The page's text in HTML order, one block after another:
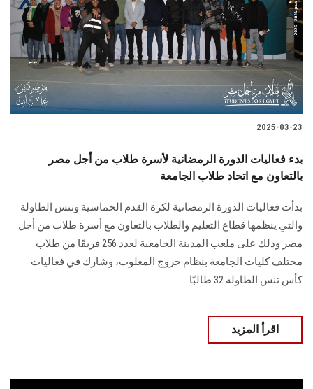
2025-03-23
بدء فعاليات الدورة الرمضانية لأسرة طلاب من أجل مصر
بالتعاون مع اتحاد طلاب الجامعة
بدأت فعاليات الدورة الرمضانية لكرة القدم الخماسية وتنس الطاولة
والتي ينظمها قطاع التعليم والطلاب بالتعاون مع أسرة طلاب من أجل
مصر وذلك على ملعب المدينة الجامعية لعدد 256 فريقًا من طلاب
مختلف كليات الجامعة بنظام خروج المغلوب، وشارك في فعاليات
كأس تنس الطاولة 32 طالبًا
اقرأ المزيد